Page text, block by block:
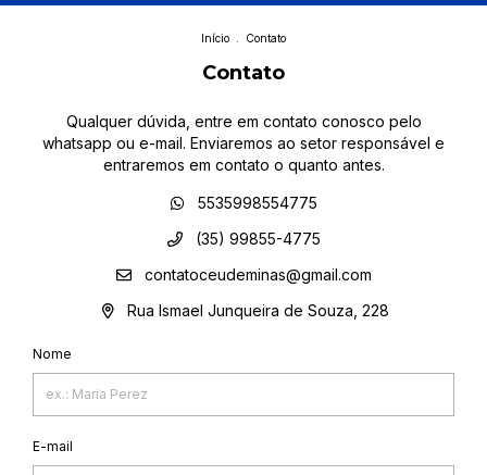
Início Contato
Contato
Qualquer dúvida, entre em contato conosco pelo
whatsapp ou e-mail. Enviaremos ao setor responsável e
entraremos em contato o quanto antes.
5535998554775
(35) 99855-4775
contatoceudeminas@gmail.com
Rua Ismael Junqueira de Souza, 228
Nome
E-mail